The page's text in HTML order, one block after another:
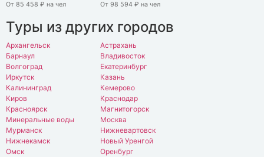
От 85 458 ₽ на чел От 98 594 ₽ на чел
Туры из других городов
Архангельск
Астрахань
Барнаул
Владивосток
Волгоград
Екатеринбург
Иркутск
Казань
Калининград
Кемерово
Киров
Краснодар
Красноярск
Магнитогорск
Минеральные воды
Москва
Мурманск
Нижневартовск
Нижнекамск
Новый Уренгой
Омск
Оренбург